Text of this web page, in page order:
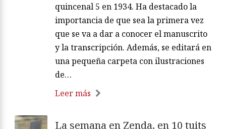
quincenal 5 en 1934. Ha destacado la
importancia de que sea la primera vez
que se va a dar a conocer el manuscrito
y la transcripción. Además, se editará en
una pequeña carpeta con ilustraciones
de…
Leer más
La semana en Zenda, en 10 tuits